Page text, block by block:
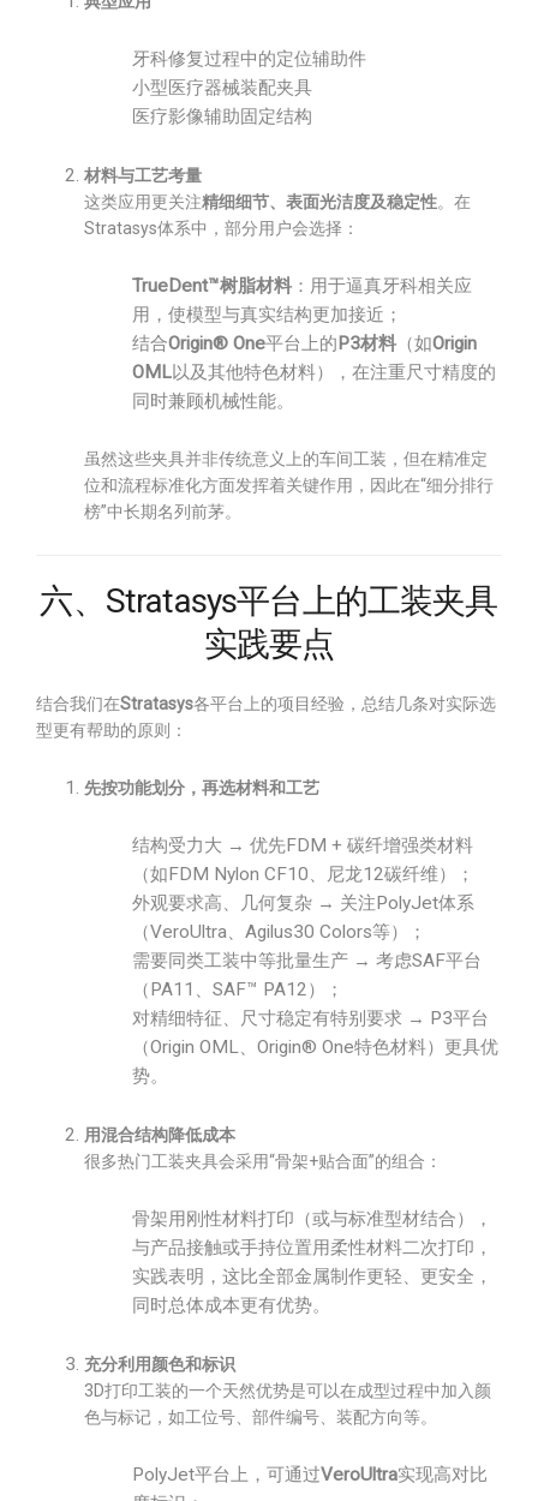
牙科修复过程中的定位辅助件
小型医疗器械装配夹具
医疗影像辅助固定结构
材料与工艺考量
这类应用更关注精细细节、表面光洁度及稳定性。在
Stratasys体系中，部分用户会选择：
TrueDent™树脂材料 ：用于逼真牙科相关应
用，使模型与真实结构更加接近；
结合Origin® One平台上的P3材料 （如Origin
OML以及其他特色材料），在注重尺寸精度的
同时兼顾机械性能。
虽然这些夹具并非传统意义上的车间工装，但在精准定
位和流程标准化方面发挥着关键作用，因此在“细分排行
榜”中长期名列前茅。
六、Stratasys平台上的工装夹具
实践要点
结合我们在Stratasys各平台上的项目经验，总结几条对实际选
型更有帮助的原则：
先按功能划分，再选材料和工艺
结构受力大 → 优先FDM + 碳纤增强类材料
（如FDM Nylon CF10、尼龙12碳纤维）；
外观要求高、几何复杂 → 关注PolyJet体系
（VeroUltra、Agilus30 Colors等）；
需要同类工装中等批量生产 → 考虑SAF平台
（PA11、SAF™ PA12）；
对精细特征、尺寸稳定有特别要求 → P3平台
（Origin OML、Origin® One特色材料）更具优
势。
用混合结构降低成本
很多热门工装夹具会采用“骨架+贴合面”的组合：
骨架用刚性材料打印（或与标准型材结合），
与产品接触或手持位置用柔性材料二次打印，
实践表明，这比全部金属制作更轻、更安全，
同时总体成本更有优势。
充分利用颜色和标识
3D打印工装的一个天然优势是可以在成型过程中加入颜
色与标记，如工位号、部件编号、装配方向等。
PolyJet平台上，可通过VeroUltra实现高对比